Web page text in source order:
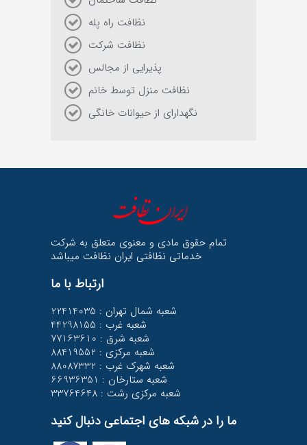
نظافت راه پله
نظافت شرکت
پذیرایی از مجالس
نظافت منزل توسط خانم
نگهدارای از حیوانات خانگی
تمام حقوق مادی و معنوی متعلق به شرکت
خدماتی نظافتی ایران نظافت میباشد
ارتباط با ما
شعبه شمال تهران : 22414035
شعبه غرب : 44298155
شعبه شرق : 77163610
شعبه مرکزی : 88419552
شعبه شهرک غرب : 88087332
66936351 : شعبه ستارخان
33764648 : شعبه مرکزی رشت
ما را در شبکه های اجتماعی دنبال کنید